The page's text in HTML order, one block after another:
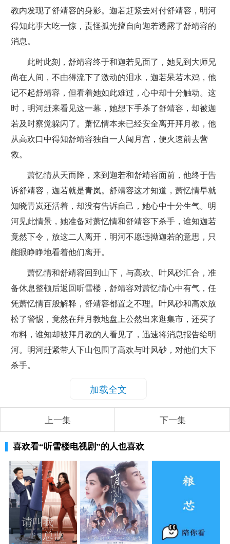
教内发现了舒靖容的身影。迦若赶紧去对付舒靖容，明河
得知此事大吃一惊，责怪孤光擅自向迦若透露了舒靖容的
消息。
此时此刻，舒靖容终于和迦若见面了，她见到大师兄
尚在人间，不由得流下了激动的泪水，迦若呆若木鸡，他
记不起舒靖容，但看着她如此难过，心中却十分触动。这
时，明河赶来看见这一幕，她想下手杀了舒靖容，却被迦
若及时察觉躲闪了。萧忆情本来已经安全离开拜月教，他
从高欢口中得知舒靖容独自一人闯月宫，便火速前去营
救。
萧忆情从天而降，来到迦若和舒靖容面前，他终于告
诉舒靖容，迦若就是青岚。舒靖容这才知道，萧忆情早就
知晓青岚还活着，却没有告诉自己，她心中十分生气。明
河见此情景，她准备对萧忆情和舒靖容下杀手，谁知迦若
竟然下令，放这二人离开，明河不愿违拗迦若的意思，只
能眼睁睁地看着他们离开。
萧忆情和舒靖容回到山下，与高欢、叶风砂汇合，准
备休息整顿后返回听雪楼，舒靖容对萧忆情心中有气，任
凭萧忆情百般解释，舒靖容都置之不理。叶风砂和高欢放
松了警惕，竟然在拜月教地盘上公然出来逛集市，还买了
布料，谁知却被拜月教的人看见了，迅速将消息报告给明
河。明河赶紧带人下山包围了高欢与叶风砂，对他们大下
杀手。
加载全文
上一集 下一集
喜欢看“听雪楼电视剧”的人也喜欢